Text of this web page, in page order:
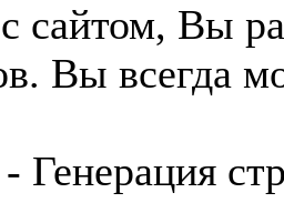
сайтом, Вы
Вы всегда
- Генерация